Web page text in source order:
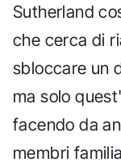
Sutherland
che cerca di
sbloccare un
ma solo
facendo da
membri